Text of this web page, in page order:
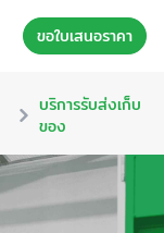
ขอใบเสนอราคา
บริการรับส่งเก็บ
ของ